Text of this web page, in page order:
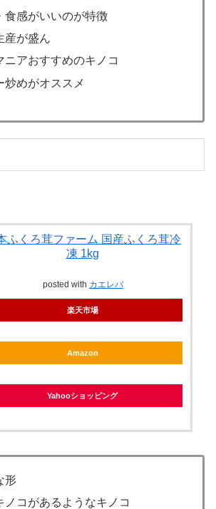
食感がいいのが特徴
産が盛ん
ニアおすすめのキノコ
炒めがオススメ
ふくろ茸ファーム 国産ふくろ茸冷
凍 1kg
posted with カエレバ
楽天市場
Amazon
Yahooショッピング
形
ノコがあるようなキノコ